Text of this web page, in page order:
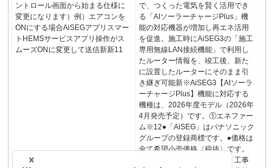
ントロール画⾯から始まる仕様に
変更になります）例）エアコンを
ONにする場合AiSEGアプリスマー
トHEMSサービスアプリ操作がス
ムーズONに変更して送信新新11
で、つくった電気を賢く活用でき
る「AIソーラーチャージPlus」機
能の対応機器が増加し再エネ活用
を促進。施工時にAiSEG3の「施工
専用無線LAN接続機能」で利用し
たルーター情報を、竣工後、新た
に設置したルーターにそのまま引
き継ぎ可能新※AiSEG3【AIソーラ
ーチャージPlus】機能に対応する
機種は、2026年度モデル（2026年
4⽉発売予定）です。①エネファー
ム※12●「AiSEG」はパナソニック
グループの登録商標です。●価格は
全て希望⼩売価格〈税抜〉です。
消費税、配送・設置調整費・工事